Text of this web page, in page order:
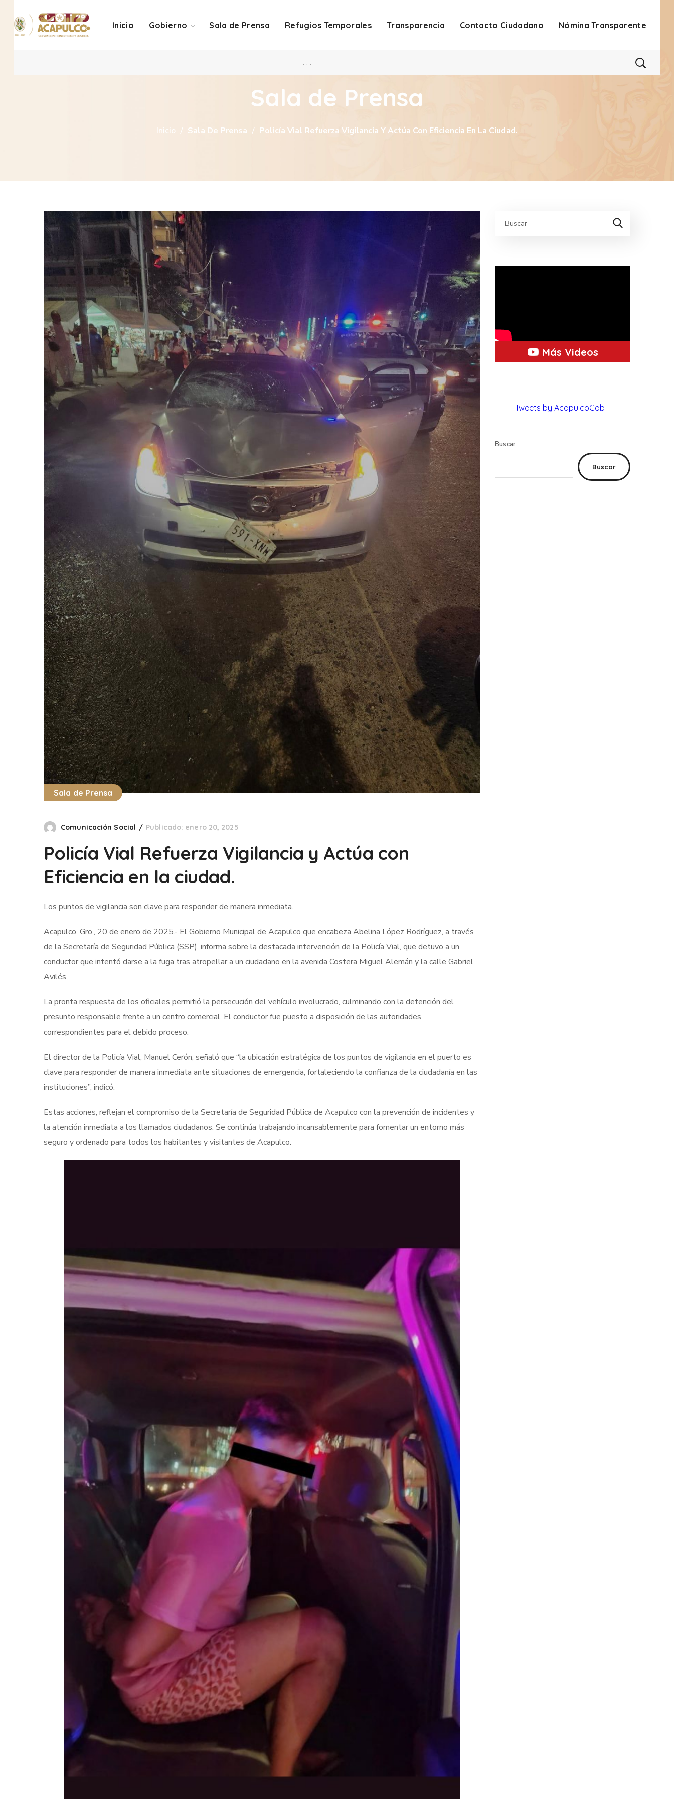
Inicio Gobierno Sala de Prensa Refugios Temporales Transparencia Contacto Ciudadano Nómina Transparente
. . .
Sala de Prensa
Inicio Sala De Prensa Policía Vial Refuerza Vigilancia Y Actúa Con Eficiencia En La Ciudad.
Sala de Prensa
Comunicación Social Publicado: enero 20, 2025
Policía Vial Refuerza Vigilancia y Actúa con
Eficiencia en la ciudad.
Los puntos de vigilancia son clave para responder de manera inmediata.
Acapulco, Gro., 20 de enero de 2025.- El Gobierno Municipal de Acapulco que encabeza Abelina López Rodríguez, a través
de la Secretaría de Seguridad Pública (SSP), informa sobre la destacada intervención de la Policía Vial, que detuvo a un
conductor que intentó darse a la fuga tras atropellar a un ciudadano en la avenida Costera Miguel Alemán y la calle Gabriel
Avilés.
La pronta respuesta de los oficiales permitió la persecución del vehículo involucrado, culminando con la detención del
presunto responsable frente a un centro comercial. El conductor fue puesto a disposición de las autoridades
correspondientes para el debido proceso.
El director de la Policía Vial, Manuel Cerón, señaló que “la ubicación estratégica de los puntos de vigilancia en el puerto es
clave para responder de manera inmediata ante situaciones de emergencia, fortaleciendo la confianza de la ciudadanía en las
instituciones”, indicó.
Estas acciones, reflejan el compromiso de la Secretaría de Seguridad Pública de Acapulco con la prevención de incidentes y
la atención inmediata a los llamados ciudadanos. Se continúa trabajando incansablemente para fomentar un entorno más
seguro y ordenado para todos los habitantes y visitantes de Acapulco.
Más Videos
Tweets by AcapulcoGob
Buscar
Buscar